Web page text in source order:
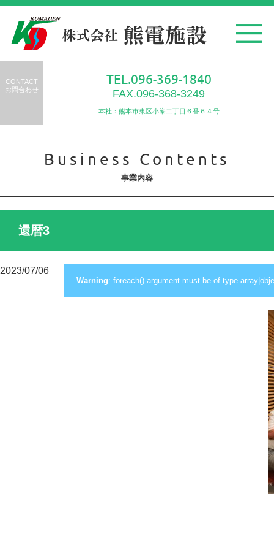
CONTACT
お問合わせ
TEL.096-369-1840
FAX.096-368-3249
本社：熊本市東区小峯二丁目６番６４号
Business Contents
事業内容
還暦3
2023/07/06
Warning: foreach() argument must be of type